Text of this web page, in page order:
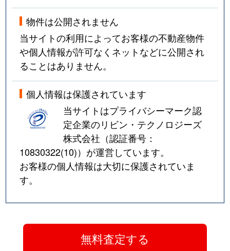
物件は公開されません
当サイトの利用によってお客様の不動産物件
や個人情報が許可なくネットなどに公開され
ることはありません。
個人情報は保護されています
当サイトはプライバシーマーク認
定企業のリビン・テクノロジーズ
株式会社（認証番号：
10830322(10)）が運営しています。
お客様の個人情報は大切に保護されていま
す。